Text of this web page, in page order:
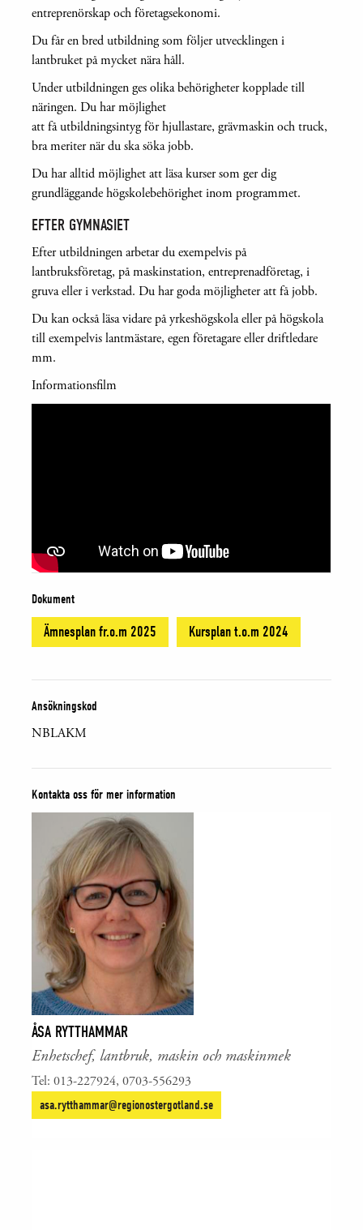
entreprenörskap och företagsekonomi.
Du får en bred utbildning som följer utvecklingen i
lantbruket på mycket nära håll.
Under utbildningen ges olika behörigheter kopplade till
näringen. Du har möjlighet
att få utbildningsintyg för hjullastare, grävmaskin och truck,
bra meriter när du ska söka jobb.
Du har alltid möjlighet att läsa kurser som ger dig
grundläggande högskolebehörighet inom programmet.
EFTER GYMNASIET
Efter utbildningen arbetar du exempelvis på
lantbruksföretag, på maskinstation, entreprenadföretag, i
gruva eller i verkstad. Du har goda möjligheter att få jobb.
Du kan också läsa vidare på yrkeshögskola eller på högskola
till exempelvis lantmästare, egen företagare eller driftledare
mm.
Informationsfilm
Dokument
Ämnesplan fr.o.m 2025 Kursplan t.o.m 2024
Ansökningskod
NBLAKM
Kontakta oss för mer information
ÅSA RYTTHAMMAR
Enhetschef, lantbruk, maskin och maskinmek
Tel: 013-227924, 0703-556293
asa.rytthammar@regionostergotland.se